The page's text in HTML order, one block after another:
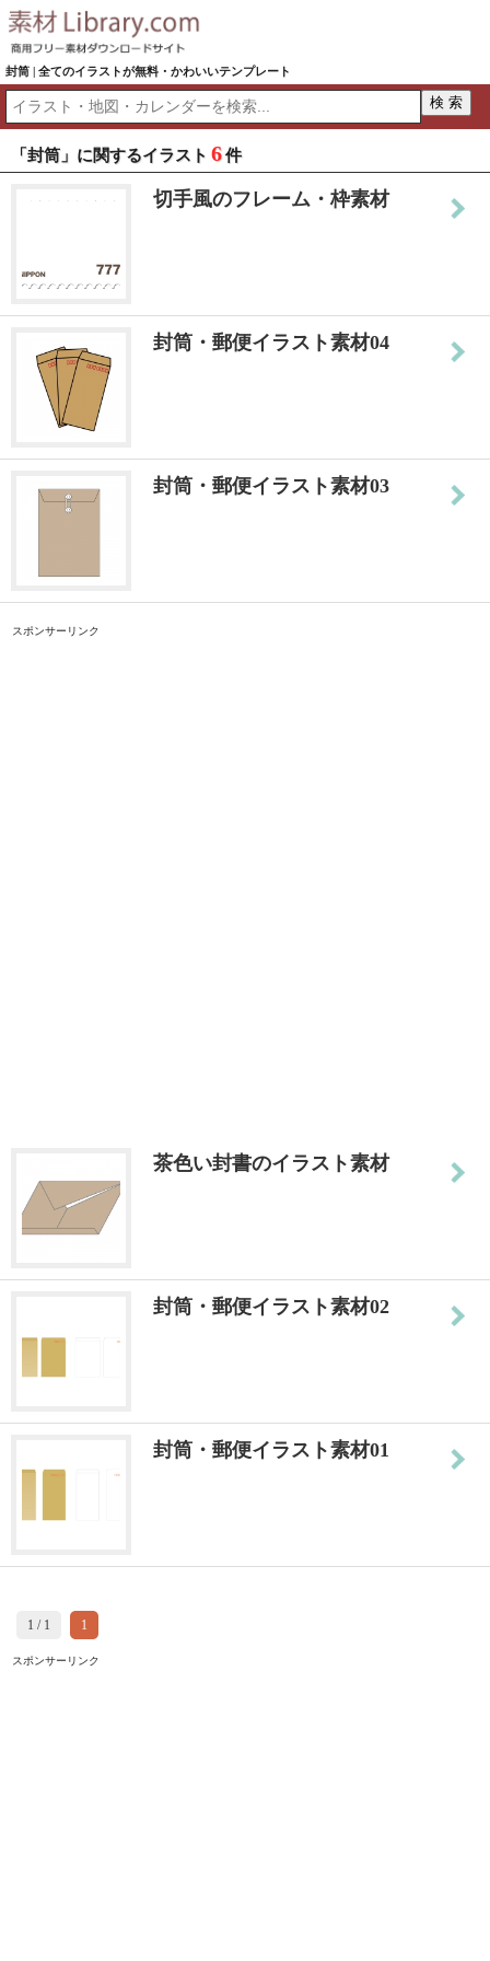
封筒 | 全てのイラストが無料・かわいいテンプレート
「封筒」に関するイラスト 6件
切手風のフレーム・枠素材
封筒・郵便イラスト素材04
封筒・郵便イラスト素材03
スポンサーリンク
茶色い封書のイラスト素材
封筒・郵便イラスト素材02
封筒・郵便イラスト素材01
1 / 1 1
スポンサーリンク